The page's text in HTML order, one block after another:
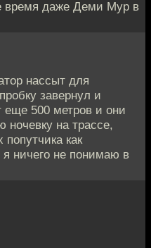
время даже Деми Мур в
нассыт для
завернул и
еще 500 метров и они
ночевку на трассе,
как
ничего не понимаю в